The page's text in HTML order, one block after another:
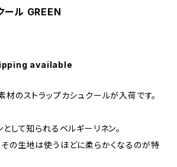
ール GREEN
available
材のストラップカシュクールが入荷です。
して知られるベルギーリネン。
の生地は使うほどに柔らかくなるのが特